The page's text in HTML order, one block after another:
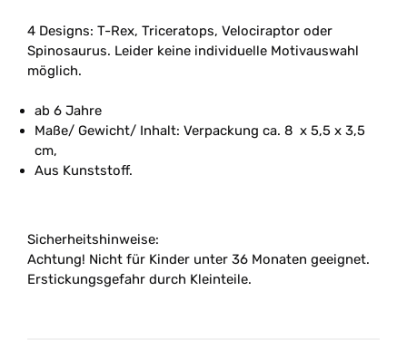
4 Designs: T-Rex, Triceratops, Velociraptor oder
Spinosaurus. Leider keine individuelle Motivauswahl
möglich.
ab 6 Jahre
Maße/ Gewicht/ Inhalt: Verpackung ca. 8 x 5,5 x 3,5
cm,
Aus Kunststoff.
Sicherheitshinweise:
Achtung! Nicht für Kinder unter 36 Monaten geeignet.
Erstickungsgefahr durch Kleinteile.